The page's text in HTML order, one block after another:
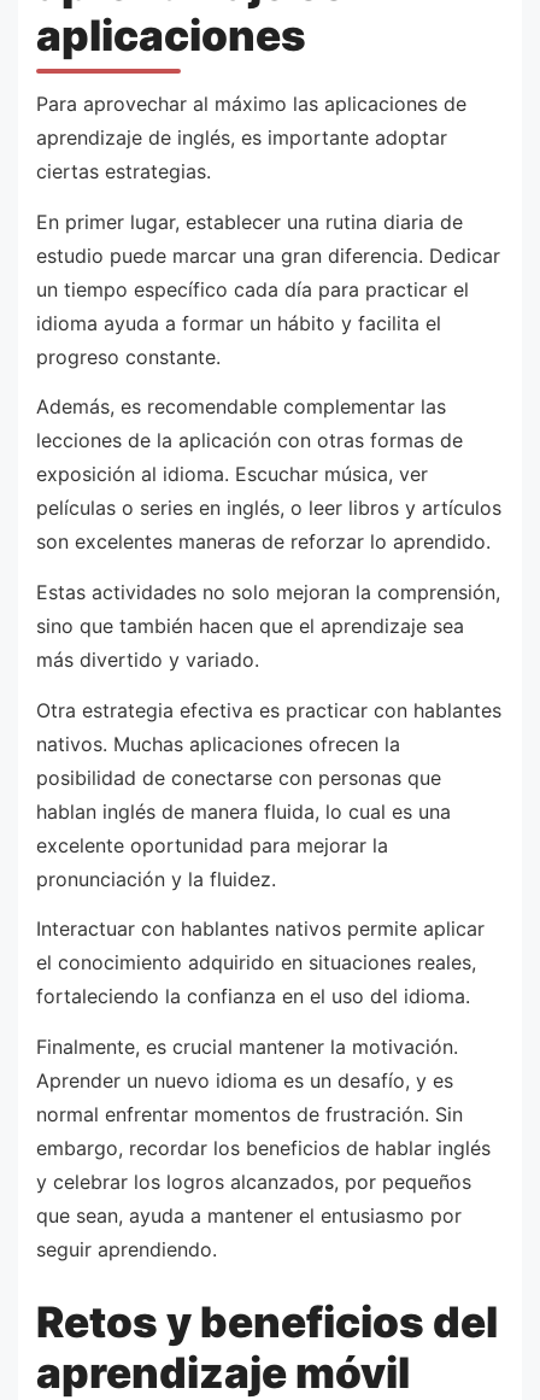
aplicaciones
Para aprovechar al máximo las aplicaciones de
aprendizaje de inglés, es importante adoptar
ciertas estrategias.
En primer lugar, establecer una rutina diaria de
estudio puede marcar una gran diferencia. Dedicar
un tiempo específico cada día para practicar el
idioma ayuda a formar un hábito y facilita el
progreso constante.
Además, es recomendable complementar las
lecciones de la aplicación con otras formas de
exposición al idioma. Escuchar música, ver
películas o series en inglés, o leer libros y artículos
son excelentes maneras de reforzar lo aprendido.
Estas actividades no solo mejoran la comprensión,
sino que también hacen que el aprendizaje sea
más divertido y variado.
Otra estrategia efectiva es practicar con hablantes
nativos. Muchas aplicaciones ofrecen la
posibilidad de conectarse con personas que
hablan inglés de manera fluida, lo cual es una
excelente oportunidad para mejorar la
pronunciación y la fluidez.
Interactuar con hablantes nativos permite aplicar
el conocimiento adquirido en situaciones reales,
fortaleciendo la confianza en el uso del idioma.
Finalmente, es crucial mantener la motivación.
Aprender un nuevo idioma es un desafío, y es
normal enfrentar momentos de frustración. Sin
embargo, recordar los beneficios de hablar inglés
y celebrar los logros alcanzados, por pequeños
que sean, ayuda a mantener el entusiasmo por
seguir aprendiendo.
Retos y beneficios del
aprendizaje móvil